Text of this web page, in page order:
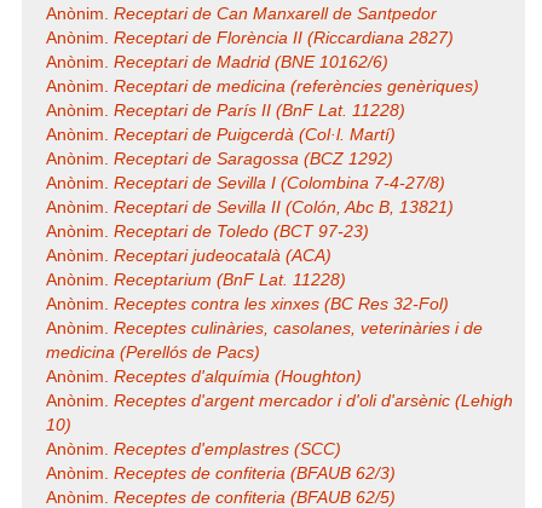
Anònim. Receptari de Can Manxarell de Santpedor
Anònim. Receptari de Florència II (Riccardiana 2827)
Anònim. Receptari de Madrid (BNE 10162/6)
Anònim. Receptari de medicina (referències genèriques)
Anònim. Receptari de París II (BnF Lat. 11228)
Anònim. Receptari de Puigcerdà (Col·l. Martí)
Anònim. Receptari de Saragossa (BCZ 1292)
Anònim. Receptari de Sevilla I (Colombina 7-4-27/8)
Anònim. Receptari de Sevilla II (Colón, Abc B, 13821)
Anònim. Receptari de Toledo (BCT 97-23)
Anònim. Receptari judeocatalà (ACA)
Anònim. Receptarium (BnF Lat. 11228)
Anònim. Receptes contra les xinxes (BC Res 32-Fol)
Anònim. Receptes culinàries, casolanes, veterinàries i de
medicina (Perellós de Pacs)
Anònim. Receptes d'alquímia (Houghton)
Anònim. Receptes d'argent mercador i d'oli d'arsènic (Lehigh
10)
Anònim. Receptes d'emplastres (SCC)
Anònim. Receptes de confiteria (BFAUB 62/3)
Anònim. Receptes de confiteria (BFAUB 62/5)